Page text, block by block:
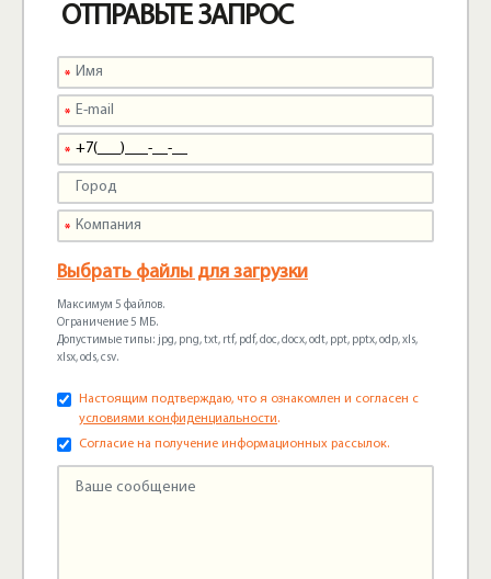
ОТПРАВЬТЕ ЗАПРОС
Выбрать файлы для загрузки
Максимум 5 файлов.
Ограничение 5 МБ.
Допустимые типы: jpg, png, txt, rtf, pdf, doc, docx, odt, ppt, pptx, odp, xls,
xlsx, ods, csv.
Настоящим подтверждаю, что я ознакомлен и согласен с
условиями конфиденциальности.
Согласие на получение информационных рассылок.